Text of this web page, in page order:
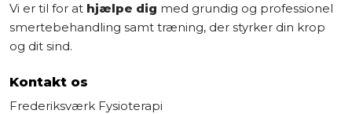
Vi er til for at hjælpe dig med grundig og professionel
smertebehandling samt træning, der styrker din krop
og dit sind.
Kontakt os
​Frederiksværk Fysioterapi